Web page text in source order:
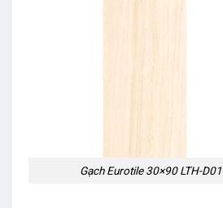
Gạch Eurotile 30×90 LTH-D01